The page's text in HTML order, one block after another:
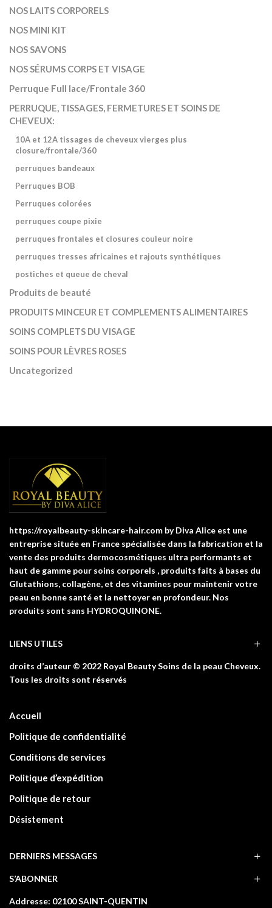
NOS LAITS CORPORELS
NOS MINI KIT
NOS SAVONS
NOS SÉRUMS CORPS ET VISAGE
Perruque Full lace/Frontale 360
PERRUQUE, TISSAGES, FERMETURES ET SOINS DE
CHEVEUX:
10A et 12A tissages de cheveux vierges plus
closure/frontale/360
perruques bandeaux
Perruques BOB
Perruques colorées
perruques coupe pixie
perruques frontales et closures couleur noire
perruques tresses africaines et rajouts synthétiques
postiches et queue de cheval
Produits de beauté
PRODUITS MINCEUR ET COMPLEMENTS ALIMENTAIRES
SOINS COMPLETS DU VISAGE
SOINS POUR LÈVRES ROSES
Uncategorized
https://royalbeauty-skincare-hair.com by Diva Alice est une
entreprise située en France spécialisée dans la fabrication et la
vente des produits dermocosmétiques ultra performants et
haut de gamme pour soins corporels , produits faits à bases du
Glutathions, collagène, et des vitamines pour maintenir votre
peau en bonne santé et la nettoyer en profondeur. Nos
produits sont sans HYDROQUINONE.
LIENS UTILES
droits d’auteur © 2022 Royal Beauty Soins de la peau Cheveux.
Tous les droits sont réservés
Accueil
Politique de confidentialité
Conditions de services
Politique d’expédition
Politique de retour
Désistement
DERNIERS MESSAGES
S’ABONNER
Addresse: 02100 SAINT-QUENTIN